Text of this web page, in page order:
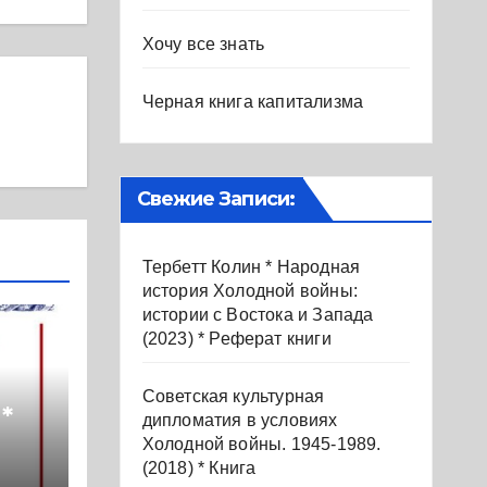
Хочу все знать
Черная книга капитализма
Свежие Записи:
Тербетт Колин * Народная
история Холодной войны:
истории с Востока и Запада
(2023) * Реферат книги
Советская культурная
дипломатия в условиях
Холодной войны. 1945-1989.
(2018) * Книга